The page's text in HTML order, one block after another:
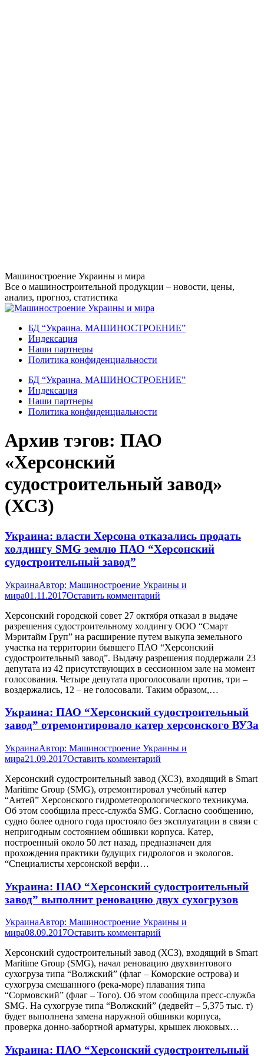
Перейти
к
содержанию
Машиностроение Украины и мира
Все о машиностроительной продукции – новости, цены,
анализ, прогноз, статистика
БД “Украина. МАШИНОСТРОЕНИЕ”
Индекcация
Наши партнеры
Политика конфиденциальности
БД “Украина. МАШИНОСТРОЕНИЕ”
Индекcация
Наши партнеры
Политика конфиденциальности
Архив тэгов: ПАО
«Херсонский
судостроительный завод»
(ХСЗ)
Украина: власти Херсона отказались продать
холдингу SMG землю ПАО “Херсонский
судостроительный завод”
УкраинаАвтор: Машиностроение Украины и
мира01.11.2017Оставить комментарий
Херсонский городской совет 27 октября отказал в выдаче
разрешения судостроительному холдингу ООО “Смарт
Мэритайм Груп” на расширение путем выкупа земельного
участка на территории бывшего ПАО “Херсонский
судостроительный завод”. Выдачу разрешения поддержали 23
депутата из 42 присутствующих в сессионном зале на момент
голосования. Четыре депутата проголосовали против, три –
воздержались, 12 – не голосовали. Таким образом,…
Украина: ПАО “Херсонский судостроительный
завод” отремонтировало катер херсонского ВУЗа
УкраинаАвтор: Машиностроение Украины и
мира21.09.2017Оставить комментарий
Херсонский судостроительный завод (ХСЗ), входящий в Smart
Maritime Group (SMG), отремонтировал учебный катер
“Антей” Херсонского гидрометеорологического техникума.
Об этом сообщила пресс-служба SMG. Согласно сообщению,
судно более одного года простояло без эксплуатации в связи с
непригодным состоянием обшивки корпуса. Катер,
построенный около 50 лет назад, предназначен для
прохождения практики будущих гидрологов и экологов.
“Специалисты херсонской верфи…
Украина: ПАО “Херсонский судостроительный
завод” выполнит реновацию двух сухогрузов
УкраинаАвтор: Машиностроение Украины и
мира08.09.2017Оставить комментарий
Херсонский судостроительный завод (ХСЗ), входящий в Smart
Maritime Group (SMG), начал реновацию двухвинтового
сухогруза типа “Волжский” (флаг – Коморские острова) и
сухогруза смешанного (река-море) плавания типа
“Сормовский” (флаг – Того). Об этом сообщила пресс-служба
SMG. На сухогрузе типа “Волжский” (дедвейт – 5,375 тыс. т)
будет выполнена замена наружной обшивки корпуса,
проверка донно-забортной арматуры, крышек люковых…
Украина: ПАО “Херсонский судостроительный